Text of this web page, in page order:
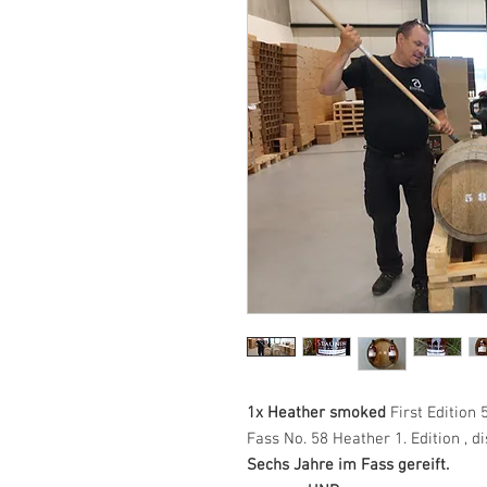
1x Heather smoked First Edition
Fass No. 58 Heather 1. Edition ,
Sechs Jahre im Fass gereift.